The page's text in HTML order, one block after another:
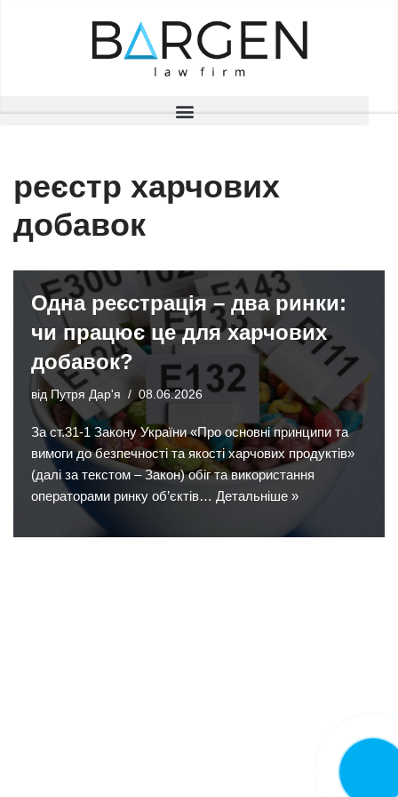
реєстр харчових
добавок
Одна реєстрація – два ринки:
чи працює це для харчових
добавок?
від Путря Дар'я 08.06.2026
За ст.31-1 Закону України «Про основні принципи та
вимоги до безпечності та якості харчових продуктів»
(далі за текстом – Закон) обіг та використання
операторами ринку об’єктів… Детальніше »